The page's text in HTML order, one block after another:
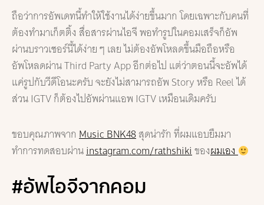
ถือว่าการอัพเดทนี้ทำให้ใช้งานได้ง่ายขึ้นมาก โดยเฉพาะกับคนที่
ต้องทำมาเก็ตติ้ง สื่อสารผ่านไอจี พอทำรูปในคอมเสร็จก็อัพ
ผ่านบราวเซอร์นี้ได้ง่าย ๆ เลย ไม่ต้องอัพโหลดขึ้นมือถือหรือ
อัพโหลดผ่าน Third Party App อีกต่อไป แต่ว่าตอนนี้จะอัพได้
แค่รูปกับวีดีโอนะครับ จะยังไม่สามารถอัพ Story หรือ Reel ได้
ส่วน IGTV ก็ต้องไปอัพผ่านแอพ IGTV เหมือนเดิมครับ
ขอบคุณภาพจาก Music BNK48สุดน่ารัก ที่ผมแอบยืมมา
ทำการทดสอบผ่านinstagram.com/rathshikiของผมเอง
#อัพไอจีจากคอม